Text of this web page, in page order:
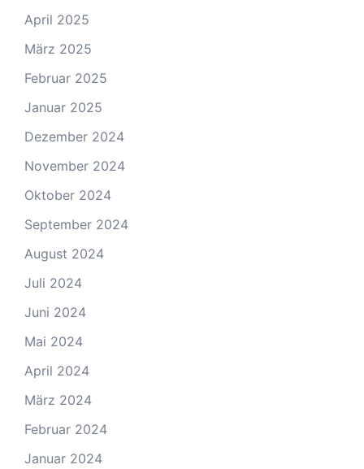
April 2025
März 2025
Februar 2025
Januar 2025
Dezember 2024
November 2024
Oktober 2024
September 2024
August 2024
Juli 2024
Juni 2024
Mai 2024
April 2024
März 2024
Februar 2024
Januar 2024